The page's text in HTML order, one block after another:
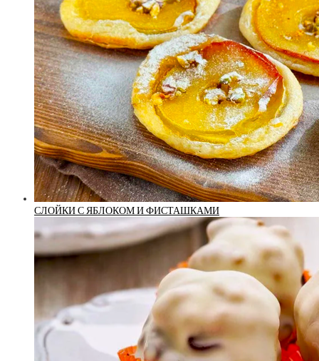
СЛОЙКИ С ЯБЛОКОМ И ФИСТАШКАМИ